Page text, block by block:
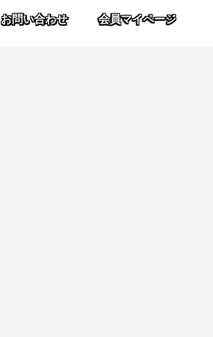
お問い合わせ 会員マイページ